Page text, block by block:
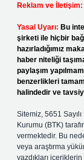
Reklam ve İletişim:
Yasal Uyarı: Bu
şirketi ile hiçbir
hazırladığımız
haber niteliği
paylaşım
benzerlikleri
halindedir ve
Sitemiz, 5651
Kurumu (BTK)
vermektedir. Bu
veya araştırma
yazdıkları